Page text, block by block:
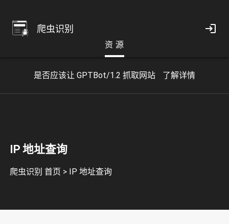
爬虫识别
资 源
是否应该让 GPTBot/1.2 抓取网站 了解详情
IP 地址查询
爬虫识别 首页 > IP 地址查询